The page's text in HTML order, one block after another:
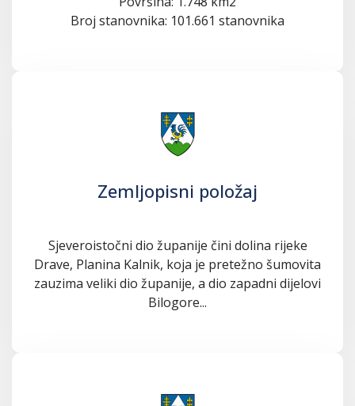
Broj stanovnika: 101.661 stanovnika
Zemljopisni položaj
Sjeveroistočni dio županije čini dolina rijeke
Drave, Planina Kalnik, koja je pretežno šumovita
zauzima veliki dio županije, a dio zapadni dijelovi
Bilogore...